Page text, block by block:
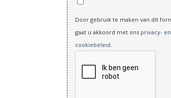
Door gebruik te maken van dit
gaat u akkoord met ons privacy- en
cookiebeleid.